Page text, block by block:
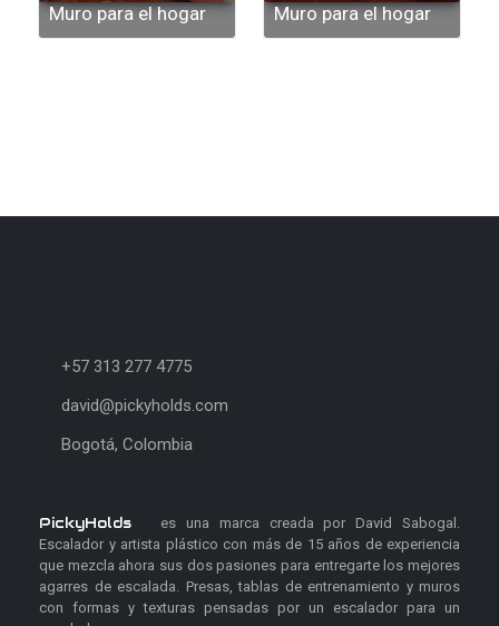
Muro para el hogar Muro para el hogar
+57 313 277 4775
david@pickyholds.com
Bogotá, Colombia
PickyHolds es una marca creada por David Sabogal.
Escalador y artista plástico con más de 15 años de experiencia
que mezcla ahora sus dos pasiones para entregarte los mejores
agarres de escalada. Presas, tablas de entrenamiento y muros
con formas y texturas pensadas por un escalador para un